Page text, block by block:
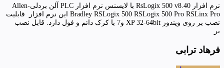
نرم افزار RsLogix 500 v8.40 با لایسنس نرم افزار PLC آلن بردلی-Allen
Bradley RSLogix 500 RSLogix 500 Pro RSLinx Pro این نرم افزار قابلیت
نصب بر روی ویندوز XP 32-64bit و7 با کرک دائم و فول دارد. قابل نصب
بر...
فرهاد ترابی